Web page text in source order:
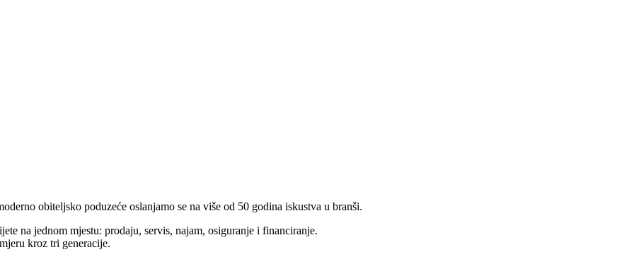
obiteljsko poduzeće oslanjamo se na više od 50 godina iskustva u branši.
na jednom mjestu: prodaju, servis, najam, osiguranje i financiranje.
kroz tri generacije.